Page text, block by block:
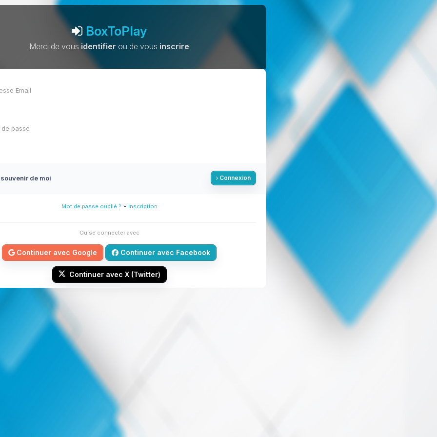
BoxToPlay
Merci de vousidentifier ou de vous inscrire
de moi Connexion
Mot de passe oublié ? - Inscription
Ou se connecter avec
Continuer avec Google Continuer avec Facebook
Continuer avec X (Twitter)